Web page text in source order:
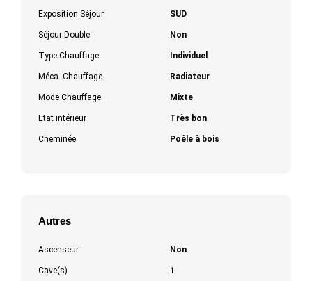
Exposition Séjour SUD
Séjour Double Non
Type Chauffage Individuel
Méca. Chauffage Radiateur
Mode Chauffage Mixte
Etat intérieur Très bon
Cheminée Poêle à bois
Autres
Ascenseur Non
Cave(s) 1